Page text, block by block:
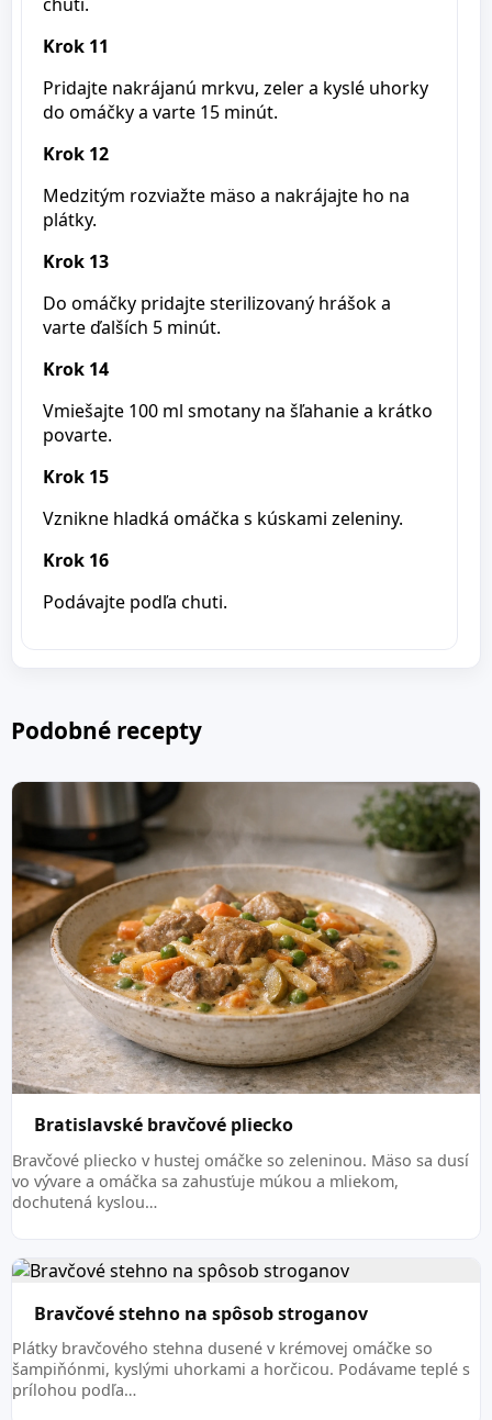
chuti.
Krok 11
Pridajte nakrájanú mrkvu, zeler a kyslé uhorky
do omáčky a varte 15 minút.
Krok 12
Medzitým rozviažte mäso a nakrájajte ho na
plátky.
Krok 13
Do omáčky pridajte sterilizovaný hrášok a
varte ďalších 5 minút.
Krok 14
Vmiešajte 100 ml smotany na šľahanie a krátko
povarte.
Krok 15
Vznikne hladká omáčka s kúskami zeleniny.
Krok 16
Podávajte podľa chuti.
Podobné recepty
Bratislavské bravčové pliecko
Bravčové pliecko v hustej omáčke so zeleninou. Mäso sa dusí
vo vývare a omáčka sa zahusťuje múkou a mliekom,
dochutená kyslou…
Bravčové stehno na spôsob stroganov
Plátky bravčového stehna dusené v krémovej omáčke so
šampiňónmi, kyslými uhorkami a horčicou. Podávame teplé s
prílohou podľa…